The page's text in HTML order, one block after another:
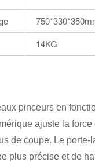
14KG
pinceurs en
ajuste la
de coupe. Le porte-
plus précise et de